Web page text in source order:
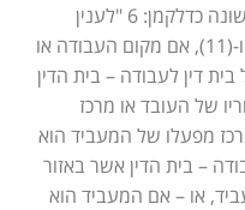
הרי שיש להידרש לתקנה 3(ב) שלשונה כדלקמן: 6 "לענין
תקנת משנה (א)(1), (2), (3), (10) ו-(11), אם מקום העבודה או
דין לעבודה – בית הדין
של העובד או מרכז
מפעלו של המעביד הוא
– בית הדין אשר באזור
או – אם המעביד הוא